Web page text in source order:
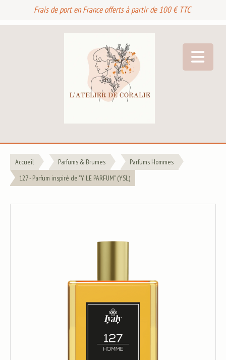
Frais de port en France offerts à partir de 100 € TTC
Accueil Parfums & Brumes
Parfums Hommes
127 - Parfum inspiré de "Y LE PARFUM" (YSL)